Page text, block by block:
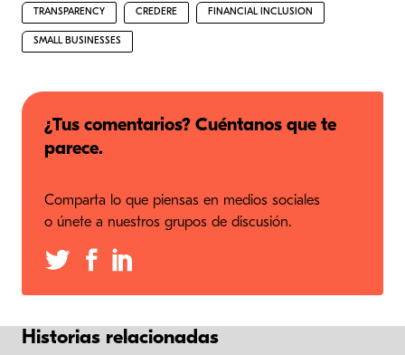
TRANSPARENCY CREDERE FINANCIAL INCLUSION
SMALL BUSINESSES
¿Tus comentarios? Cuéntanos que te
parece.
Comparta lo que piensas en medios sociales
o únete a nuestros grupos de discusión.
Historias relacionadas